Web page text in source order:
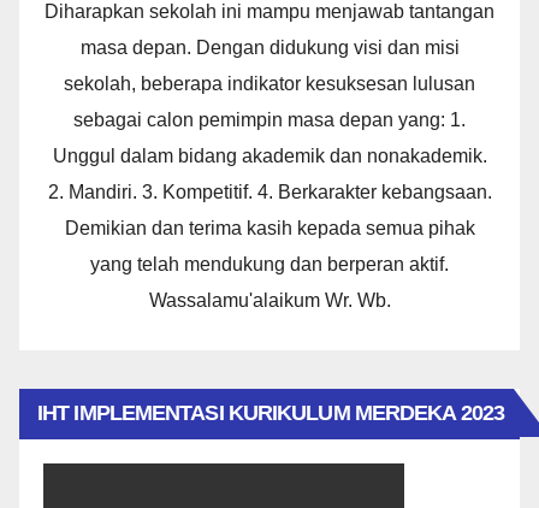
Diharapkan sekolah ini mampu menjawab tantangan
masa depan. Dengan didukung visi dan misi
sekolah, beberapa indikator kesuksesan lulusan
sebagai calon pemimpin masa depan yang: 1.
Unggul dalam bidang akademik dan nonakademik.
2. Mandiri. 3. Kompetitif. 4. Berkarakter kebangsaan.
Demikian dan terima kasih kepada semua pihak
yang telah mendukung dan berperan aktif.
Wassalamu'alaikum Wr. Wb.
IHT IMPLEMENTASI KURIKULUM MERDEKA 2023